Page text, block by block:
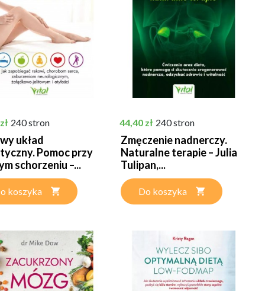
240 stron
układ
Pomoc przy
schorzeniu –...
koszyka
Cena
44,40 zł 240 stron
Zmęczenie nadnerczy.
Naturalne terapie – Julia
Tulipan,...
Do koszyka